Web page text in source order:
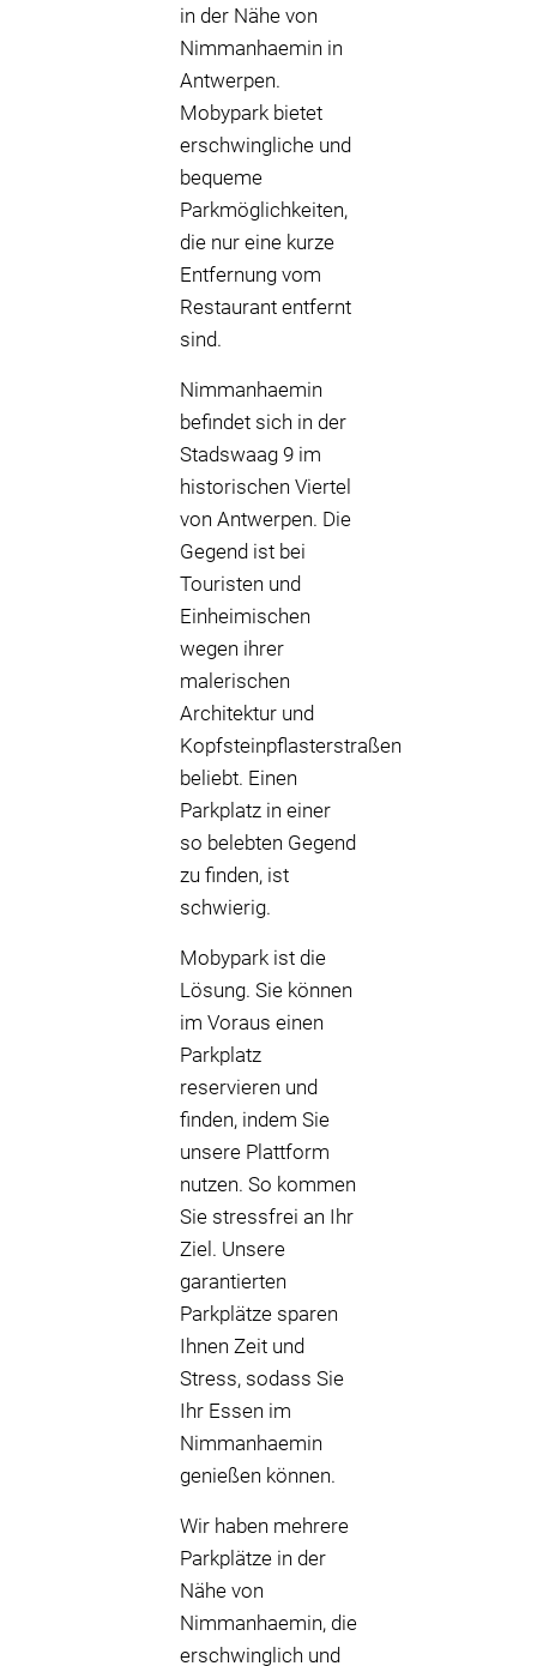
in der Nähe von
Nimmanhaemin in
Antwerpen.
Mobypark bietet
erschwingliche und
bequeme
Parkmöglichkeiten,
die nur eine kurze
Entfernung vom
Restaurant entfernt
sind.
Nimmanhaemin
befindet sich in der
Stadswaag 9 im
historischen Viertel
von Antwerpen. Die
Gegend ist bei
Touristen und
Einheimischen
wegen ihrer
malerischen
Architektur und
Kopfsteinpflasterstraßen
beliebt. Einen
Parkplatz in einer
so belebten Gegend
zu finden, ist
schwierig.
Mobypark ist die
Lösung. Sie können
im Voraus einen
Parkplatz
reservieren und
finden, indem Sie
unsere Plattform
nutzen. So kommen
Sie stressfrei an Ihr
Ziel. Unsere
garantierten
Parkplätze sparen
Ihnen Zeit und
Stress, sodass Sie
Ihr Essen im
Nimmanhaemin
genießen können.
Wir haben mehrere
Parkplätze in der
Nähe von
Nimmanhaemin, die
erschwinglich und